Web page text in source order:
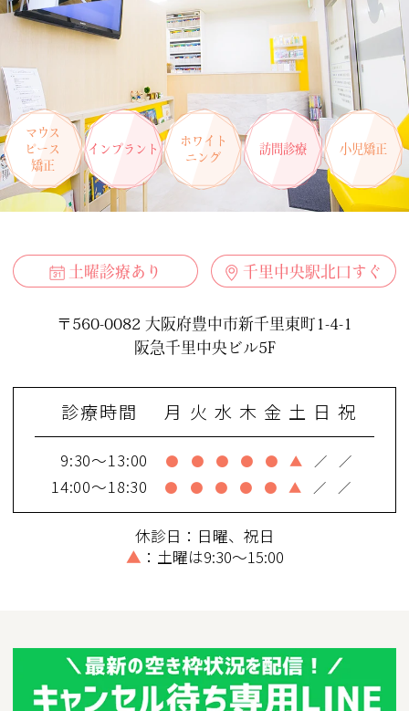
マウス
ピース
矯正
インプラント
ホワイト
ニング
訪問診療 小児矯正
土曜診療あり 千里中央駅北口すぐ
〒560-0082 大阪府豊中市新千里東町1-4-1
阪急千里中央ビル5F
診療時間 月 火 水 木 金 土 日 祝
9:30～13:00 ● ● ● ● ● ▲ ／ ／
14:00～18:30 ● ● ● ● ● ▲ ／ ／
休診日：日曜、祝日
▲ ：土曜は9:30～15:00